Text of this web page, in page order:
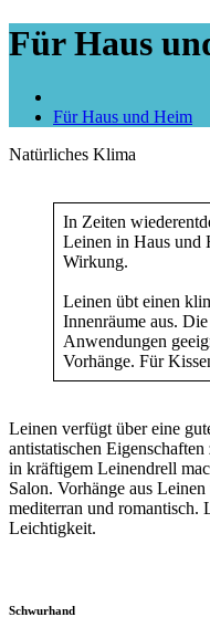
Für Haus
Für Haus und Heim
Natürliches Klima
In Zeiten
Leinen in Haus und
Wirkung.
Leinen übt einen
Innenräume aus.
Anwendungen
Vorhänge. Für
Leinen verfügt über eine
antistatischen
in kräftigem Leinendrell
Salon. Vorhänge aus
mediterran und romantisch.
Leichtigkeit.
Schwurhand